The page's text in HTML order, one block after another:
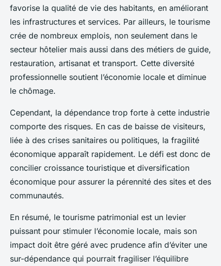
favorise la qualité de vie des habitants, en améliorant
les infrastructures et services. Par ailleurs, le tourisme
crée de nombreux emplois, non seulement dans le
secteur hôtelier mais aussi dans des métiers de guide,
restauration, artisanat et transport. Cette diversité
professionnelle soutient l’économie locale et diminue
le chômage.
Cependant, la dépendance trop forte à cette industrie
comporte des risques. En cas de baisse de visiteurs,
liée à des crises sanitaires ou politiques, la fragilité
économique apparaît rapidement. Le défi est donc de
concilier croissance touristique et diversification
économique pour assurer la pérennité des sites et des
communautés.
En résumé, le tourisme patrimonial est un levier
puissant pour stimuler l’économie locale, mais son
impact doit être géré avec prudence afin d’éviter une
sur-dépendance qui pourrait fragiliser l’équilibre